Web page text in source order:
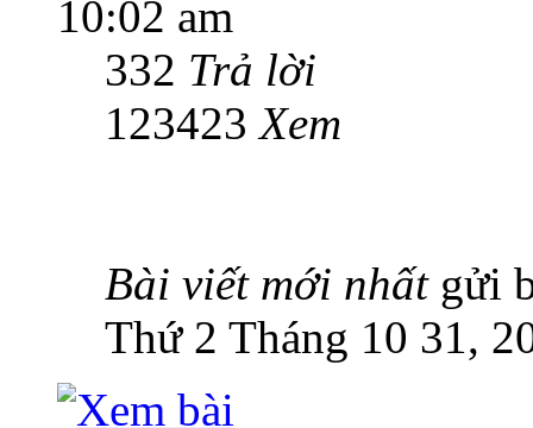
10:02 am
332 Trả lời
123423Xem
Bài viết mới nhất gửi
Thứ 2 Tháng 10 31,